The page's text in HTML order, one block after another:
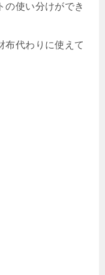
の使い分けができ
布代わりに使えて